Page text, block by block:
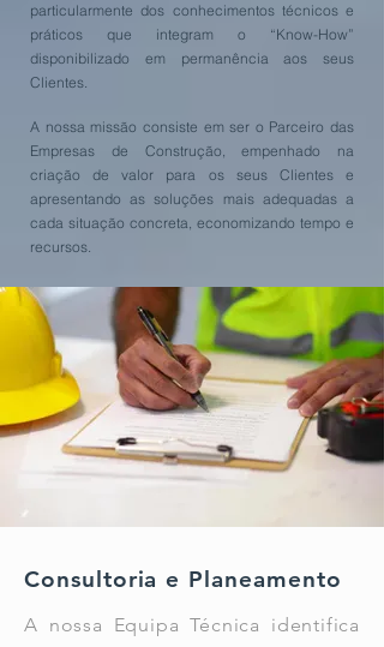
particularmente dos conhecimentos técnicos e
práticos que integram o “Know-How”
disponibilizado em permanência aos seus
Clientes.
A nossa missão consiste em ser o Parceiro das
Empresas de Construção, empenhado na
criação de valor para os seus Clientes e
apresentando as soluções mais adequadas a
cada situação concreta, economizando tempo e
recursos.
Consultoria e Planeamento
A nossa Equipa Técnica identifica